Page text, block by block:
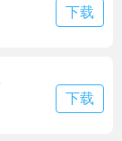
下载
下载